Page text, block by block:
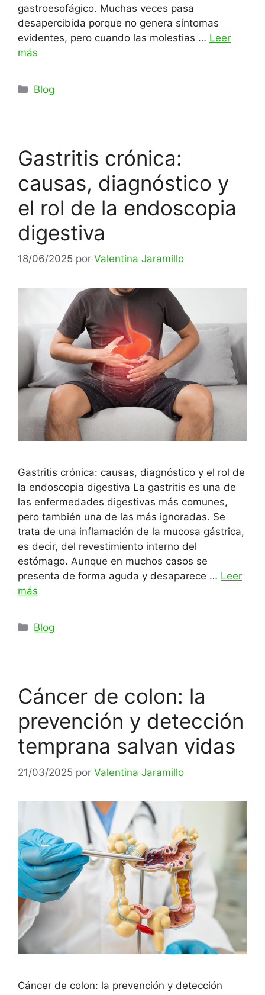
gastroesofágico. Muchas veces pasa
desapercibida porque no genera síntomas
evidentes, pero cuando las molestias … Leer
más
Categorías
Blog
Gastritis crónica:
causas, diagnóstico y
el rol de la endoscopia
digestiva
18/06/2025 por Valentina Jaramillo
Gastritis crónica: causas, diagnóstico y el rol de
la endoscopia digestiva La gastritis es una de
las enfermedades digestivas más comunes,
pero también una de las más ignoradas. Se
trata de una inflamación de la mucosa gástrica,
es decir, del revestimiento interno del
estómago. Aunque en muchos casos se
presenta de forma aguda y desaparece … Leer
más
Categorías
Blog
Cáncer de colon: la
prevención y detección
temprana salvan vidas
21/03/2025 por Valentina Jaramillo
Cáncer de colon: la prevención y detección